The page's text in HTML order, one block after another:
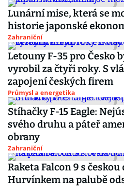
Lunární mise, která se
historie japonské
Zahraniční
Letouny F-35 pro Česko
vyrobil za čtyři roky. S
zapojení českých firem
Průmysl a energetika
Stíhačky F-15 Eagle:
svého druhu a páteř
obrany
Zahraniční
Raketa Falcon 9 s
Hurvínkem na palubě